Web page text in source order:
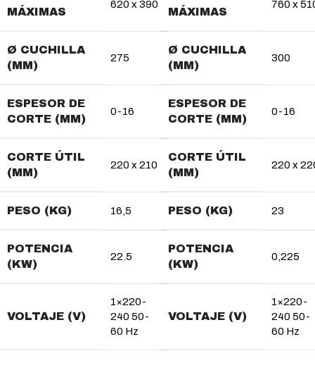
MÁXIMAS
620 x 390
Ø CUCHILLA
(MM)
275
ESPESOR DE
CORTE (MM)
0-16
CORTE ÚTIL
(MM)
220 x 210
PESO (KG) 16,5
POTENCIA
(KW)
22.5
VOLTAJE (V)
1×220-
240 50-
60 Hz
MÁXIMAS
760 x
Ø CUCHILLA
(MM)
300
ESPESOR DE
CORTE (MM)
0-16
CORTE ÚTIL
(MM)
220 x
PESO (KG) 23
POTENCIA
(KW)
0,225
VOLTAJE (V)
1×220-
240 50-
60 Hz